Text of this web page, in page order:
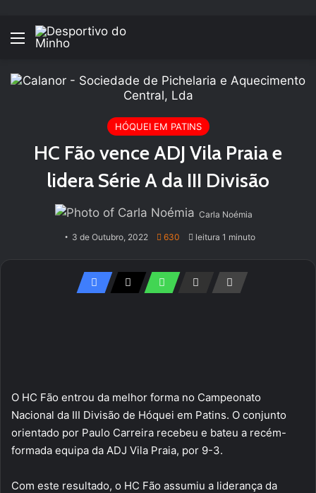
Menu
HÓQUEI EM PATINS
HC Fão vence ADJ Vila Praia e
lidera Série A da III Divisão
Carla Noémia
3 de Outubro, 2022 630 leitura 1 minuto
O HC Fão entrou da melhor forma no Campeonato
Nacional da III Divisão de Hóquei em Patins. O conjunto
orientado por Paulo Carreira recebeu e bateu a recém-
formada equipa da ADJ Vila Praia, por 9-3.
Com este resultado, o HC Fão assumiu a liderança da